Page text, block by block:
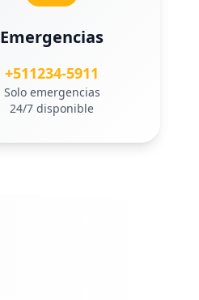
Emergencias
+511234-5911
Solo emergencias
24/7 disponible